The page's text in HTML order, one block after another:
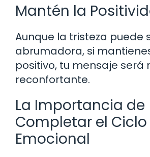
Mantén la
Aunque la tristeza puede
abrumadora, si
positivo, tu mensaje será
reconfortante.
La Importancia de
Completar el Ciclo
Emocional